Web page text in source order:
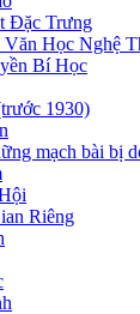
Đặc Trưng
Văn Học Nghệ
Bí Học
1930)
mạch bài bị
Riêng